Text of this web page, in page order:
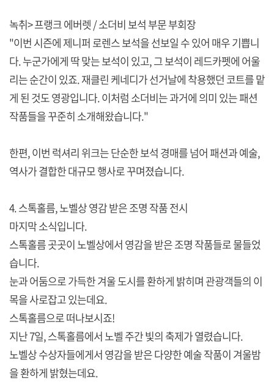
녹취> 프랭크 에버렛 / 소더비 보석 부문 부회장
"이번 시즌에 제니퍼 로렌스 보석을 선보일 수 있어 매우 기쁩니
다. 누군가에게 딱 맞는 보석이 있고, 그 보석이 레드카펫에 어울
리는 순간이 있죠. 재클린 케네디가 선거날에 착용했던 코트를 맡
게 된 것도 영광입니다. 이처럼 소더비는 과거에 의미 있는 패션
작품들을 꾸준히 소개해왔습니다."
한편, 이번 럭셔리 위크는 단순한 보석 경매를 넘어 패션과 예술,
역사가 결합한 대규모 행사로 꾸며졌습니다.
4. 스톡홀름, 노벨상 영감 받은 조명 작품 전시
마지막 소식입니다.
스톡홀름 곳곳이 노벨상에서 영감을 받은 조명 작품들로 물들었
습니다.
눈과 어둠으로 가득한 겨울 도시를 환하게 밝히며 관광객들의 이
목을 사로잡고 있는데요.
스톡홀름으로 떠나보시죠!
지난 7일, 스톡홀름에서 노벨 주간 빛의 축제가 열렸습니다.
노벨상 수상자들에게서 영감을 받은 다양한 예술 작품이 겨울밤
을 환하게 밝혔는데요.